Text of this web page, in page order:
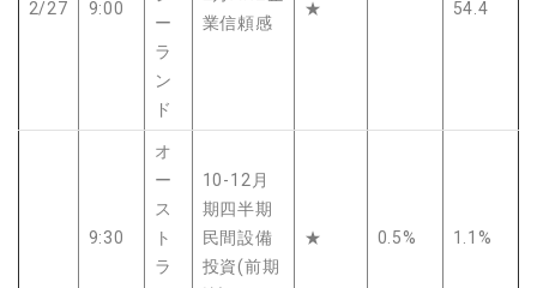
2/27 9:00
ー
ラ
ン
ド
業信頼感
★ 54.4
9:30
オ
ー
ス
ト
ラ
10-12月
期四半期
民間設備
投資(前期
★ 0.5% 1.1%